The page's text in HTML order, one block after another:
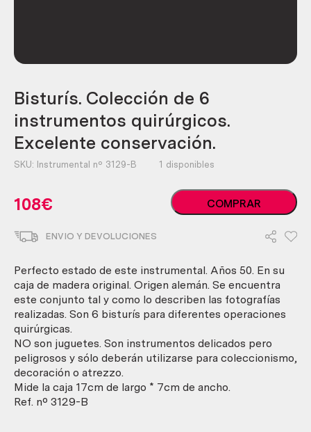
Bisturís. Colección de 6
instrumentos quirúrgicos.
Excelente conservación.
SKU: Instrumental nº 3129-B 1 disponibles
108€
Bisturís.
Colección
quirúrgicos.
Excelente
conservación.
cantidad
COMPRAR
ENVIO Y DEVOLUCIONES
Perfecto estado de este instrumental. Años 50. En su
caja de madera original. Origen alemán. Se encuentra
este conjunto tal y como lo describen las fotografías
realizadas. Son 6 bisturís para diferentes operaciones
quirúrgicas.
NO son juguetes. Son instrumentos delicados pero
peligrosos y sólo deberán utilizarse para coleccionismo,
decoración o atrezzo.
Mide la caja 17cm de largo * 7cm de ancho.
Ref. nº 3129-B